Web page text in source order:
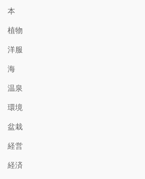
本
植物
洋服
海
温泉
環境
盆栽
経営
経済